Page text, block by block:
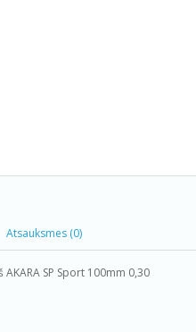
Atsauksmes (0)
AKARA SP Sport 100mm 0,30